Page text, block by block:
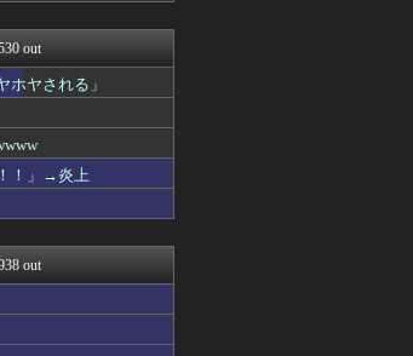
ねる
+αブ...
報うまろぐ
報＠刃
報＠YouT...
優 | ラブ...
応まとめ
の申す！！
out
ヤされる」
！」→炎上
out